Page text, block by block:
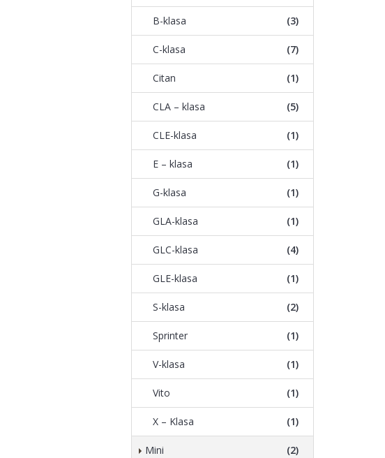
B-klasa (3)
C-klasa (7)
Citan (1)
CLA – klasa (5)
CLE-klasa (1)
E – klasa (1)
G-klasa (1)
GLA-klasa (1)
GLC-klasa (4)
GLE-klasa (1)
S-klasa (2)
Sprinter (1)
V-klasa (1)
Vito (1)
X – Klasa (1)
Mini (2)